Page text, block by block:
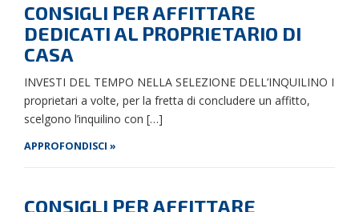
CONSIGLI PER AFFITTARE
DEDICATI AL PROPRIETARIO DI
CASA
INVESTI DEL TEMPO NELLA SELEZIONE DELL’INQUILINO I
proprietari a volte, per la fretta di concludere un affitto,
scelgono l’inquilino con […]
APPROFONDISCI »
CONSIGLI PER AFFITTARE